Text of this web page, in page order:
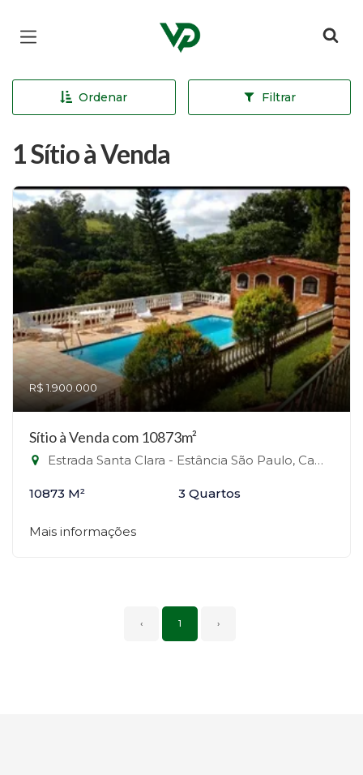
Página inicial
Ordenar Filtrar
1 Sítio à Venda
R$ 1.900.000
Sítio à Venda com 10873m²
Estrada Santa Clara - Estância São Paulo, Campo Limpo Paulista-SP
10873 M² 3 Quartos
Mais informações
‹ 1 ›